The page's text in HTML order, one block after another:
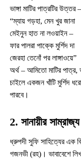
ভাঙ্গা মাটির পাত্রটির উত্তর –
“ম্যায় গড়হা, মেন খুর জানা
মেইনুন হাত না লওয়াইন –
ফার পালরা পাক্কে মুর্শিদ দা
জেরহা তেনোঁ পর লাঙ্গাওয়ে”
অর্থ – আমিতো মাটির পাত্র,
চাইলে একজন খাঁটি মুর্শিদ
পারবে।
2. সানায়ীর সাম্রাজ্য
ধ্রুপদী সুফি সাহিত্যের এক
গজনভী (রহ)। ভাবাবেশে